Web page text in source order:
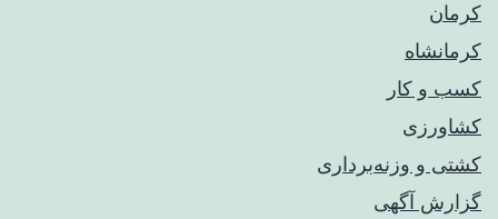
کرمان
کرمانشاه
کسب و کار
کشاورزی
کشتی و وزنه‌برداری
گزارش آگهی